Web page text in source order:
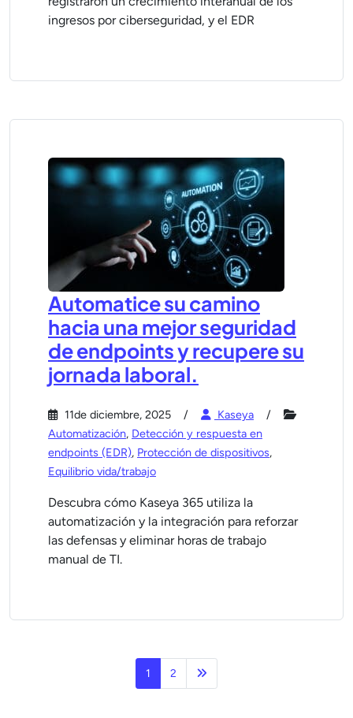
ingresos por ciberseguridad, y el EDR
Automatice su camino
hacia una mejor seguridad
de endpoints y recupere su
jornada laboral.
11de diciembre, 2025
Kaseya
Automatización, Detección y respuesta en
endpoints (EDR), Protección de dispositivos,
Equilibrio vida/trabajo
Descubra cómo Kaseya 365 utiliza la
automatización y la integración para reforzar
las defensas y eliminar horas de trabajo
manual de TI.
1 2